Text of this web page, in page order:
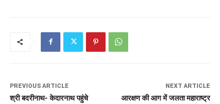
PREVIOUS ARTICLE
श्री बदरीनाथ- केदारनाथ पहुंचे
NEXT ARTICLE
आरक्षण की आग में जलता महाराष्ट्र